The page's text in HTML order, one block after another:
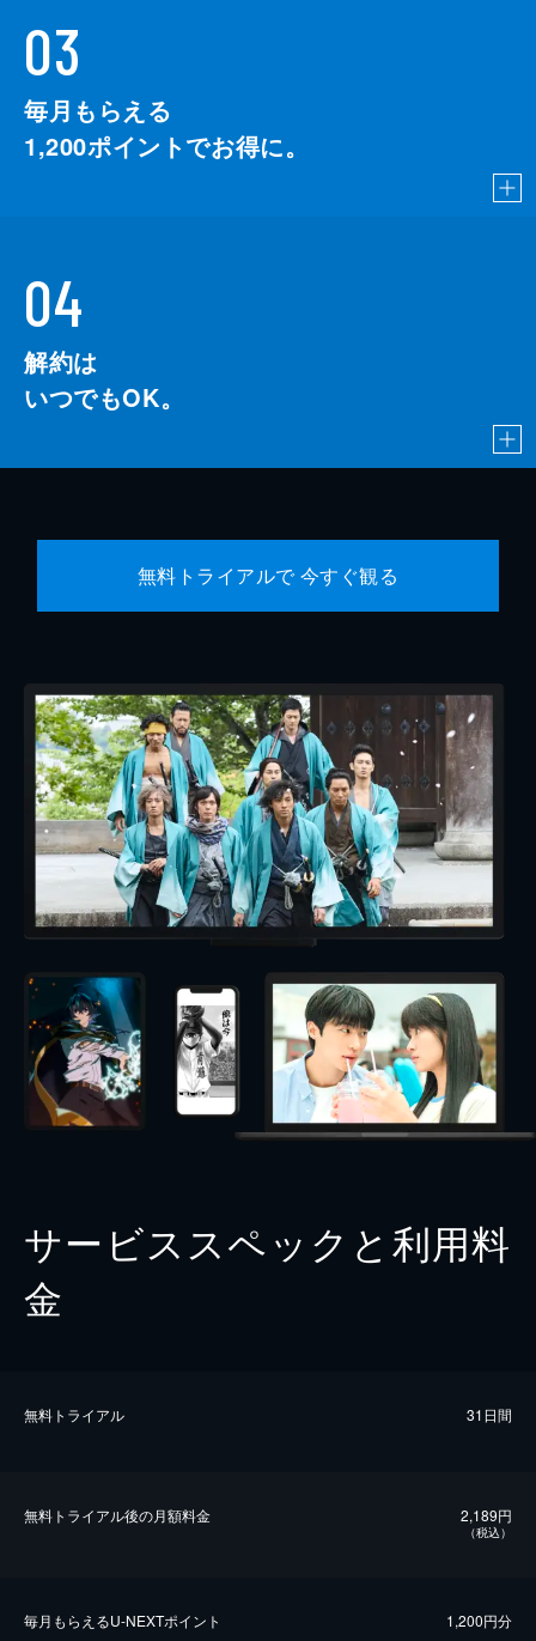
03
毎月もらえる
1,200ポイントでお得に。
04
解約は
いつでもOK。
無料トライアルで 今すぐ観る
サービススペックと利用料
金
無料トライアル 31日間
無料トライアル後の⽉額料金 2,189円
（税込）
毎⽉もらえるU-NEXTポイント 1,200円分